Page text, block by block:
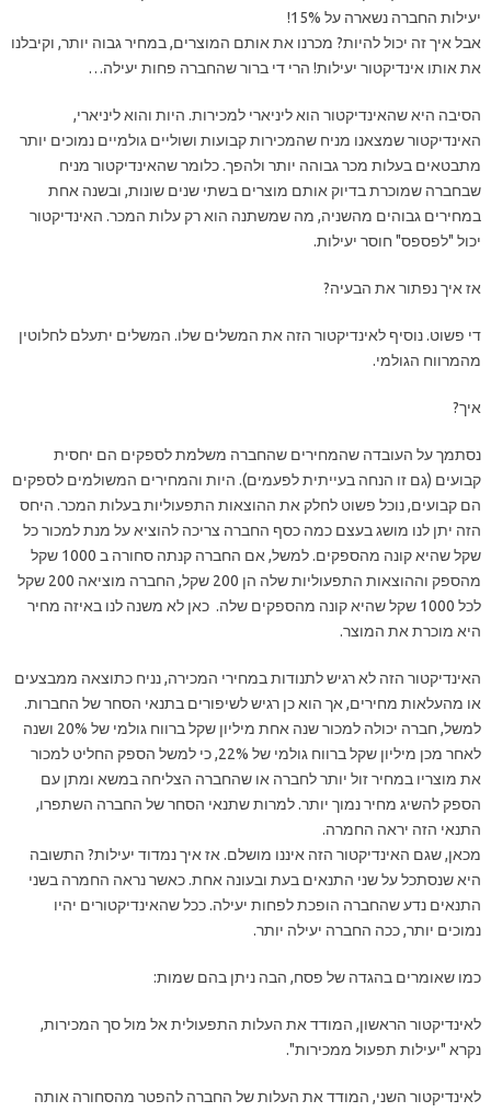
יעילות החברה נשארה על 15%!
אבל איך זה יכול להיות? מכרנו את אותם המוצרים, במחיר גבוה יותר, וקיבלנו
את אותו אינדיקטור יעילות! הרי די ברור שהחברה פחות יעילה…
הסיבה היא שהאינדיקטור הוא ליניארי למכירות. היות והוא ליניארי,
האינדיקטור שמצאנו מניח שהמכירות קבועות ושוליים גולמיים נמוכים יותר
מתבטאים בעלות מכר גבוהה יותר ולהפך. כלומר שהאינדיקטור מניח
שבחברה שמוכרת בדיוק אותם מוצרים בשתי שנים שונות, ובשנה אחת
במחירים גבוהים מהשניה, מה שמשתנה הוא רק עלות המכר. האינדיקטור
יכול "לפספס" חוסר יעילות.
אז איך נפתור את הבעיה?
די פשוט. נוסיף לאינדיקטור הזה את המשלים שלו. המשלים יתעלם לחלוטין
מהמרווח הגולמי.
איך?
נסתמך על העובדה שהמחירים שהחברה משלמת לספקים הם יחסית
קבועים (גם זו הנחה בעייתית לפעמים). היות והמחירים המשולמים לספקים
הם קבועים, נוכל פשוט לחלק את ההוצאות התפעוליות בעלות המכר. היחס
הזה יתן לנו מושג בעצם כמה כסף החברה צריכה להוציא על מנת למכור כל
שקל שהיא קונה מהספקים. למשל, אם החברה קנתה סחורה ב 1000 שקל
מהספק וההוצאות התפעוליות שלה הן 200 שקל, החברה מוציאה 200 שקל
לכל 1000 שקל שהיא קונה מהספקים שלה. כאן לא משנה לנו באיזה מחיר
היא מוכרת את המוצר.
האינדיקטור הזה לא רגיש לתנודות במחירי המכירה, נניח כתוצאה ממבצעים
או מהעלאות מחירים, אך הוא כן רגיש לשיפורים בתנאי הסחר של החברות.
למשל, חברה יכולה למכור שנה אחת מיליון שקל ברווח גולמי של 20% ושנה
לאחר מכן מיליון שקל ברווח גולמי של 22%, כי למשל הספק החליט למכור
את מוצריו במחיר זול יותר לחברה או שהחברה הצליחה במשא ומתן עם
הספק להשיג מחיר נמוך יותר. למרות שתנאי הסחר של החברה השתפרו,
התנאי הזה יראה החמרה.
מכאן, שגם האינדיקטור הזה איננו מושלם. אז איך נמדוד יעילות? התשובה
היא שנסתכל על שני התנאים בעת ובעונה אחת. כאשר נראה החמרה בשני
התנאים נדע שהחברה הופכת לפחות יעילה. ככל שהאינדיקטורים יהיו
נמוכים יותר, ככה החברה יעילה יותר.
כמו שאומרים בהגדה של פסח, הבה ניתן בהם שמות:
לאינדיקטור הראשון, המודד את העלות התפעולית אל מול סך המכירות,
נקרא "יעילות תפעול ממכירות".
לאינדיקטור השני, המודד את העלות של החברה להפטר מהסחורה אותה